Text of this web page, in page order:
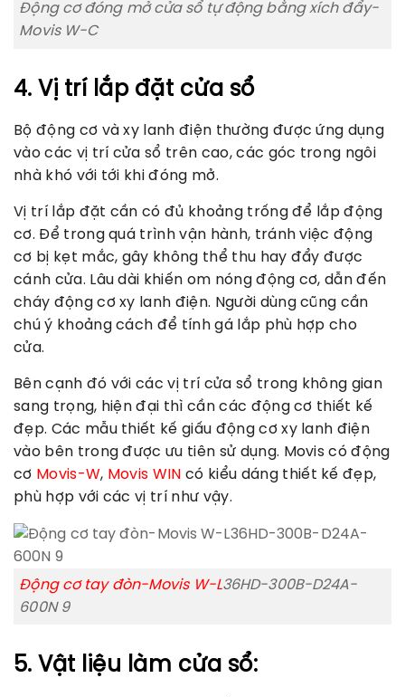
Động cơ đóng mở cửa sổ tự động bằng xích đẩy-
Movis W-C
4. Vị trí lắp đặt cửa sổ
Bộ động cơ và xy lanh điện thường được ứng dụng
vào các vị trí cửa sổ trên cao, các góc trong ngôi
nhà khó với tới khi đóng mở.
Vị trí lắp đặt cần có đủ khoảng trống để lắp động
cơ. Để trong quá trình vận hành, tránh việc động
cơ bị kẹt mắc, gây không thể thu hay đẩy được
cánh cửa. Lâu dài khiến om nóng động cơ, dẫn đến
cháy động cơ xy lanh điện. Người dùng cũng cần
chú ý khoảng cách để tính gá lắp phù hợp cho
cửa.
Bên cạnh đó với các vị trí cửa sổ trong không gian
sang trọng, hiện đại thì cần các động cơ thiết kế
đẹp. Các mẫu thiết kế giấu động cơ xy lanh điện
vào bên trong được ưu tiên sử dụng. Movis có động
cơ Movis-W, Movis WIN có kiểu dáng thiết kế đẹp,
phù hợp với các vị trí như vậy.
Động cơ tay đòn-Movis W-L36HD-300B-D24A-
600N 9
5. Vật liệu làm cửa sổ: